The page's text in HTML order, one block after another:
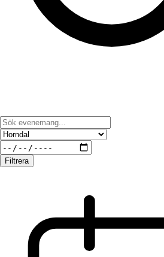
Filtrera